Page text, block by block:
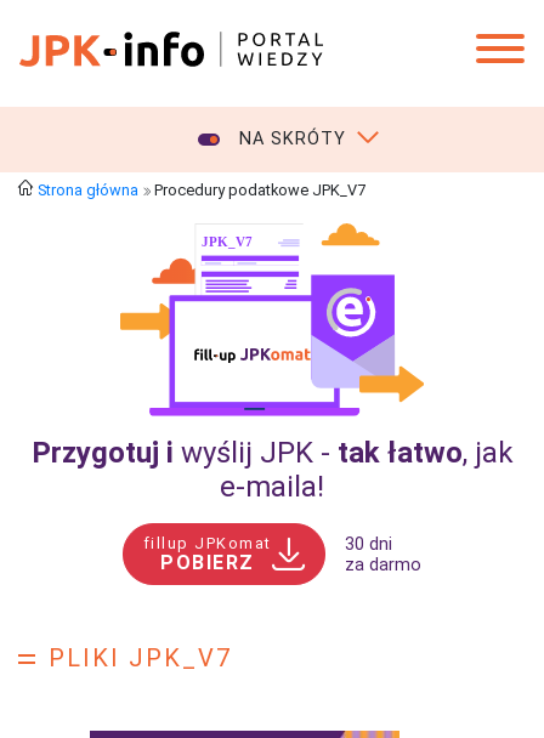
NA SKRÓTY
Strona główna Procedury podatkowe JPK_V7
Przygotuj i wyślij JPK - tak łatwo, jak
e‑maila!
fillup JPKomat
POBIERZ
30 dni
za darmo
PLIKI JPK_V7